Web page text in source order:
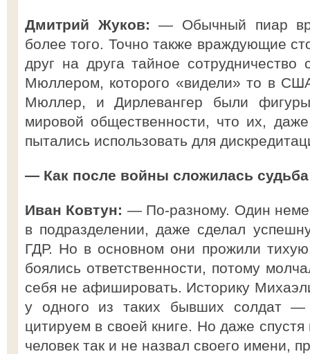
Дмитрий Жуков:— Обычный пиар
более того. Точно также враждующие
друг на друга тайное
Мюллером, которого «видели» то в
Мюллер, и Дирлевангер были
мировой общественности, что их,
пытались использовать для
— Как после войны сложилась судьба
Иван Ковтун: — По-разному. Один
в подразделении, даже сделал
ГДР. Но в основном они прожили
боялись ответственности, потому
себя не афишировать. Историку
у одного из таких бывших солдат
цитируем в своей книге. Но даже
человек так и не назвал своего имени,